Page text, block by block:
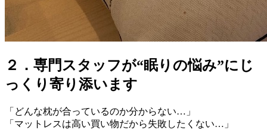
２．専門スタッフが“眠りの悩み”にじ
っくり寄り添います
「どんな枕が合っているのか分からない…」
「マットレスは高い買い物だから失敗したくない…」